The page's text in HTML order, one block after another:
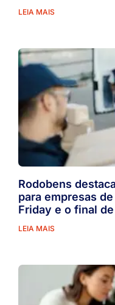
LEIA MAIS
Rodobens
para empresas
Friday e o final
LEIA MAIS